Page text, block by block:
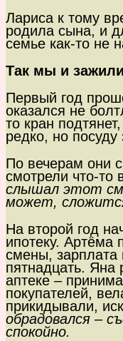
Лариса к тому
родила сына, и
семье как-то не
Так мы и
Первый год
оказался не
то кран
редко, но
По вечерам они
смотрели что-то
слышал этот
может,
На второй год
ипотеку. Артёма
смены, зарплата
пятнадцать. Яна
аптеке –
покупателей,
прикидывали,
обрадовался –
спокойно.